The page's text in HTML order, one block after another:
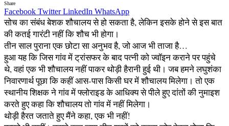
Share
Facebook Twitter LinkedIn WhatsApp
सोच का संबंध बेशक शौचालय से हो सकता है, लेकिन इसके होने से इस बात
की कतई गारंटी नहीं कि शौच भी होगा।
तीन साल पुराना एक छोटा सा अनुभव है, जो आज भी ताजा है…
हुआ यह कि जिस गांव में ट्रांसफर के बाद पत्नी को ज्वॉइन कराने पर पहुंचे
थे, वहां एक भी शौचालय नहीं पाकर थोड़ी हैरानी हुई थी। जब हमने लघुशंका
निवारणार्थ पूछा कि कहीं आस-पास किसी घर में शौचालय मिलेगा। तो एक
स्थानीय शिक्षक ने गांव में फ्लोराइड के आधिक्य से पीले हुए दांतों की नुमाइश
करते हुए कहा कि शौचालय तो गांव में नहीं मिलेगा।
थोड़ी हैरत जताते हुए मैंने कहा, एक भी नहीं!